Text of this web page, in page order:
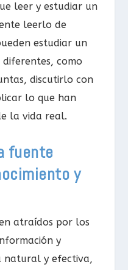
leer y estudiar un
leerlo de
estudiar un
como
discutirlo con
lo que han
la vida real.
fuente
y
atraídos por los
y
natural y efectiva,